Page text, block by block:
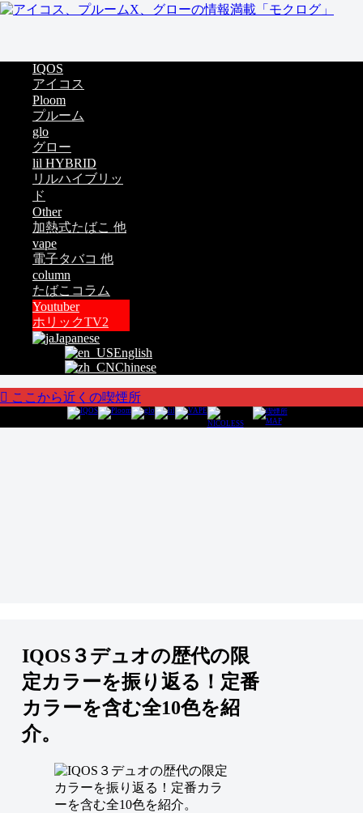
IQOS
アイコス
Ploom
プルーム
glo
グロー
lil HYBRID
リルハイブリッ
ド
Other
加熱式たばこ 他
vape
電子タバコ 他
column
たばこコラム
Youtuber
ホリックTV2
Japanese
English
Chinese
ここから近くの喫煙所
IQOS３デュオの歴代の限
定カラーを振り返る！定番
カラーを含む全10色を紹
介。